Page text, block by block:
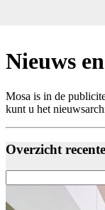
Nieuws
Mosa is in de
kunt u het
Overzicht